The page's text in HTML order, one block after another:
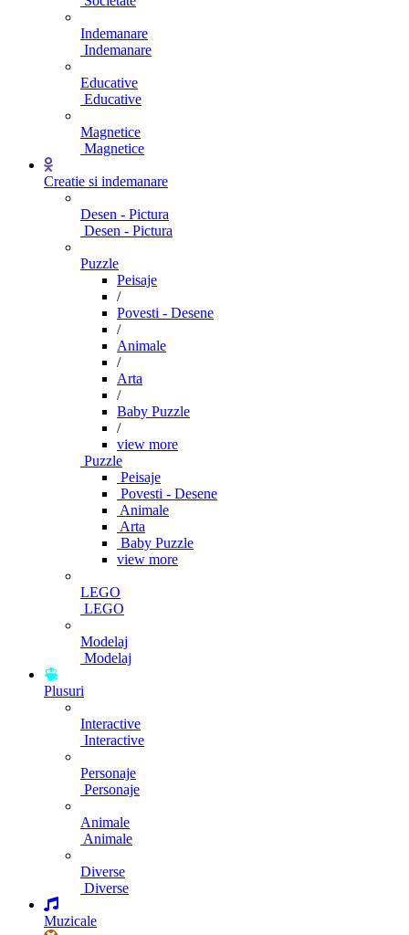
Indemanare
Indemanare
Educative
Educative
Magnetice
Magnetice
Creatie si indemanare
Desen - Pictura
Desen - Pictura
Puzzle
Peisaje
/
Povesti - Desene
/
Animale
/
Arta
/
Baby Puzzle
/
view more
Puzzle
Peisaje
Povesti - Desene
Animale
Arta
Baby Puzzle
view more
LEGO
LEGO
Modelaj
Modelaj
Plusuri
Interactive
Interactive
Personaje
Personaje
Animale
Animale
Diverse
Diverse
Muzicale